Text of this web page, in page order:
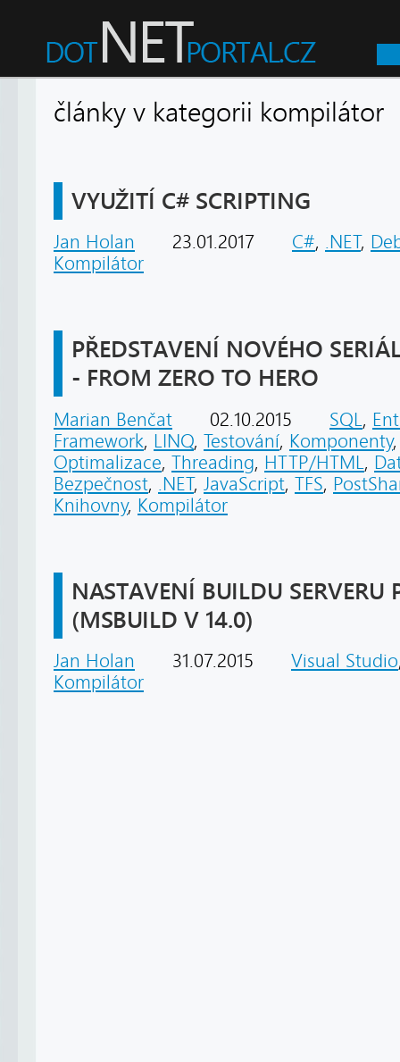
články v kategorii
VYUŽITÍ C# SCRIPTING
Jan Holan 23.01.2017 C#, .NET,
Kompilátor
PŘEDSTAVENÍ NOVÉHO
- FROM ZERO TO HERO
Marian Benčat 02.10.2015 SQL ,
Framework, LINQ, Testování, Komponenty
Optimalizace, Threading, HTTP/HTML ,
Bezpečnost, .NET, JavaScript, TFS,
Knihovny, Kompilátor
NASTAVENÍ BUILDU SERVERU
(MSBUILD V 14.0)
Jan Holan 31.07.2015 Visual Studio
Kompilátor